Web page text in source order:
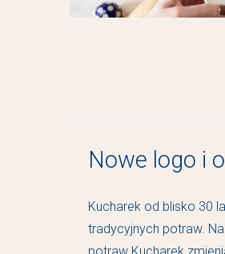
Nowe logo i
Kucharek od blisko 30
tradycyjnych potraw.